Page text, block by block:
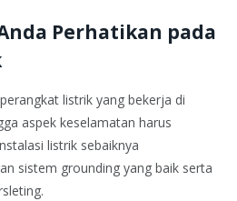
Perhatikan pada
listrik yang bekerja di
aspek keselamatan harus
listrik sebaiknya
sistem grounding yang baik serta